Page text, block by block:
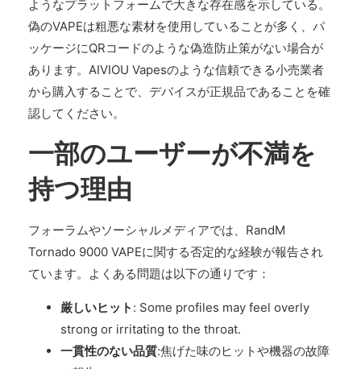
ようなプラットフォームで大きな存在感を示している。
偽のVAPEは粗悪な素材を使用していることが多く、パ
ッケージにQRコードのような偽造防止策がない場合が
あります。AIVIOU Vapesのような信頼できる小売業者
から購入することで、デバイスが正規品であることを確
認してください。
一部のユーザーが不満を
持つ理由
フォーラムやソーシャルメディアでは、RandM
Tornado 9000 VAPEに関する否定的な経験が報告され
ています。よくある問題は以下の通りです：
厳しいヒット : Some profiles may feel overly
strong or irritating to the throat.
一貫性のない品質:焦げた味のヒットや機器の故障